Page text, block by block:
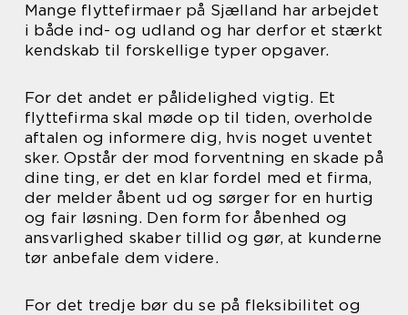
Mange flyttefirmaer på Sjælland har arbejdet
i både ind- og udland og har derfor et stærkt
kendskab til forskellige typer opgaver.
For det andet er pålidelighed vigtig. Et
flyttefirma skal møde op til tiden, overholde
aftalen og informere dig, hvis noget uventet
sker. Opstår der mod forventning en skade på
dine ting, er det en klar fordel med et firma,
der melder åbent ud og sørger for en hurtig
og fair løsning. Den form for åbenhed og
ansvarlighed skaber tillid og gør, at kunderne
tør anbefale dem videre.
For det tredje bør du se på fleksibilitet og